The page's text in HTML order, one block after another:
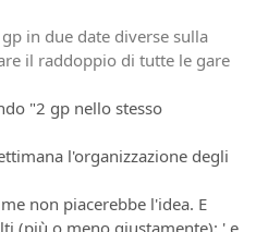
in due date diverse sulla
il raddoppio di tutte le gare
"2 gp nello stesso
l'organizzazione degli
non piacerebbe l'idea. E
(più o meno giustamente): ' e